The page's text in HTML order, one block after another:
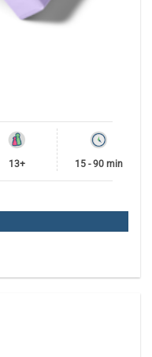
13+ 15 - 90 min